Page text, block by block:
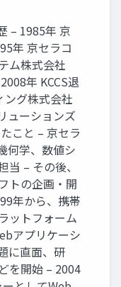
– 1985年 京
年 京セラコ
ム株式会社
年 KCCS退
ング株式会社
ューションズ
こと – 京セラ
何学、数値シ
当 – その後、
トの企画・開
年から、携帯
ットフォーム
アプリケーシ
に直面、研
を開始 – 2004